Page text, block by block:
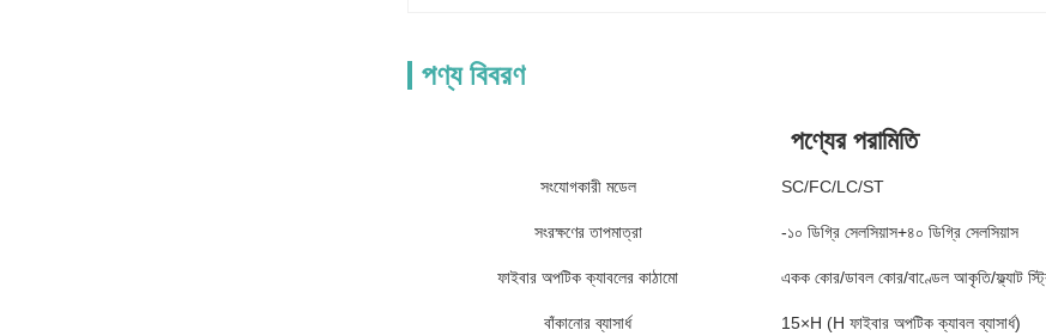
পণ্য বিবরণ
পণ্যের পরামিতি
সংযোগকারী মডেল SC/FC/LC/ST
সংরক্ষণের তাপমাত্রা -১০ ডিগ্রি সেলসিয়াস+৪০ ডিগ্রি সেলসিয়াস
ফাইবার অপটিক ক্যাবলের কাঠামো একক কোর/ডাবল কোর/বাণ্ডেল আকৃতি/ফ্ল্যাট
বাঁকানোর ব্যাসার্ধ 15×H (H ফাইবার অপটিক ক্যাবল ব্যাসার্ধ)